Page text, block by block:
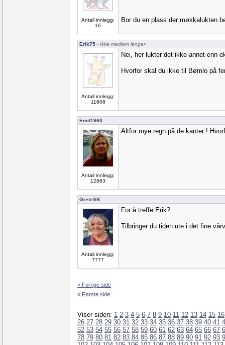
Antall innlegg:
16
Bor du en plass der møkkalukten
Erik75 - Ikke medlem lenger
Antall innlegg:
11608
Nei, her lukter det ikke annet enn
Hvorfor skal du ikke til Bømlo på
Emil1960
Antall innlegg:
12863
Altfor mye regn på de kanter !
GreteSB
Antall innlegg:
7777
For å treffe Erik?
Tilbringer du tiden ute i det fine
« Forrige side
« Første side
Viser siden: 1 2 3 4 5 6 7 8 9 10 11 12 13 14 15 16
26 27 28 29 30 31 32 33 34 35 36 37 38 39 40 41
52 53 54 55 56 57 58 59 60 61 62 63 64 65 66 67
78 79 80 81 82 83 84 85 86 87 88 89 90 91 92 93